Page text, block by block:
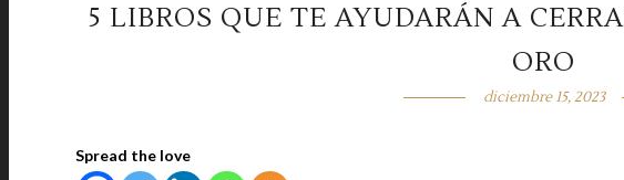
5 LIBROS QUE TE AYUDARÁN A
ORO
diciembre 15, 2023
Spread the love